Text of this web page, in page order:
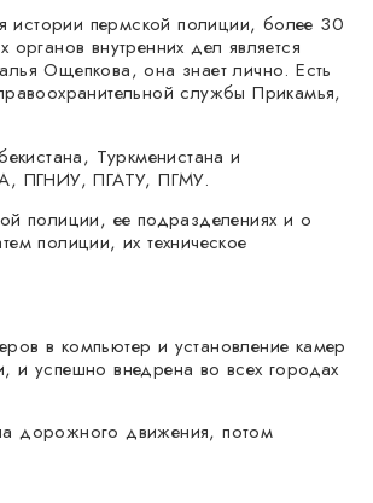
истории пермской полиции, более 30
внутренних дел является
Ощепкова, она знает лично. Есть
службы Прикамья,
Туркменистана и
ПГНИУ, ПГАТУ, ПГМУ.
полиции, ее подразделениях и о
полиции, их техническое
в компьютер и установление камер
успешно внедрена во всех городах
дорожного движения, потом